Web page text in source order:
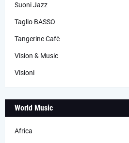
Suoni Jazz
Taglio BASSO
Tangerine Cafè
Vision & Music
Visioni
World Music
Africa